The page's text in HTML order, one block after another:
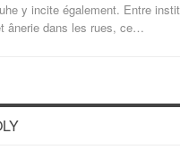
y incite également. Entre
ânerie dans les rues, ce…